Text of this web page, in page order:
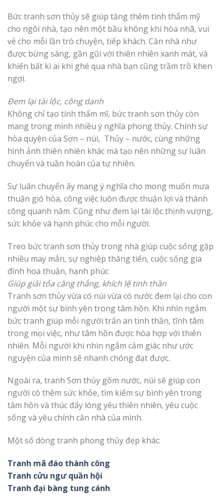
Bức tranh sơn thủy sẽ giúp tăng thêm tính thẩm mỹ
cho ngôi nhà, tạo nên một bầu không khí hòa nhã, vui
vẻ cho mỗi lần trò chuyện, tiếp khách. Căn nhà như
được bừng sáng, gần gũi với thiên nhiên xanh mát, và
khiến bất kì ai khi ghé qua nhà bạn cũng trầm trồ khen
ngợi.
Đem lại tài lộc, công danh
Không chỉ tạo tính thẩm mĩ, bức tranh sơn thủy còn
mang trong mình nhiều ý nghĩa phong thủy. Chính sự
hòa quyện của Sơn – núi, Thủy – nước, cùng những
hình ảnh thiên nhiên khác mà tạo nên những sự luân
chuyển và tuần hoàn của tự nhiên.
Sự luân chuyển ấy mang ý nghĩa cho mong muốn mưa
thuận gió hòa, công việc luôn được thuận lợi và thành
công quanh năm. Cũng như đem lại tài lộc thịnh vượng,
sức khỏe và hạnh phúc cho mỗi người.
Treo bức tranh sơn thủy trong nhà giúp cuộc sống gặp
nhiều may mắn, sự nghiệp thăng tiến, cuộc sống gia
đình hoa thuận, hạnh phúc
Giúp giải tỏa căng thẳng, khích lệ tinh thần
Tranh sơn thủy vừa có núi vừa có nước đem lại cho con
người một sự bình yên trong tâm hồn. Khi nhìn ngắm
bức tranh giúp mỗi người trấn an tinh thần, tĩnh tâm
trong mọi việc, như tâm hồn được hòa hợp với thiên
nhiên. Mỗi người khi nhìn ngắm cảm giác như ước
nguyện của mình sẽ nhanh chóng đạt được.
Ngoài ra, tranh Sơn thủy gồm nước, núi sẽ giúp con
người có thêm sức khỏe, tìm kiếm sự bình yên trong
tâm hồn và thúc đẩy lòng yêu thiên nhiên, yêu cuộc
sống và yêu chính căn nhà của mình.
Một số dòng tranh phong thủy đẹp khác:
Tranh mã đáo thành công
Tranh cửu ngư quần hội
Tranh đại bàng tung cánh